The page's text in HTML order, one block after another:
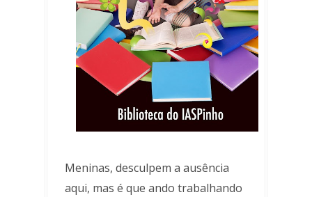
Meninas, desculpem a ausência
aqui, mas é que ando trabalhando